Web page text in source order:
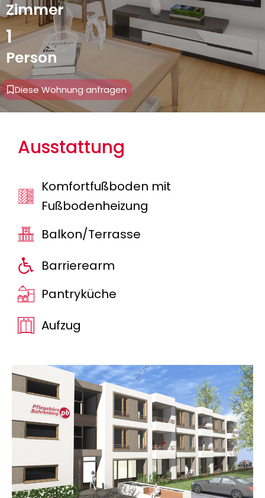
Zimmer
1
Person
Diese Wohnung anfragen
Ausstattung
Komfortfußboden mit
Fußbodenheizung
Balkon/Terrasse
Barrierearm
Pantryküche
Aufzug